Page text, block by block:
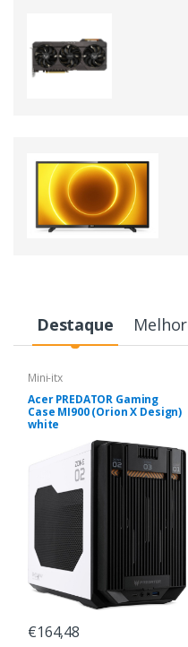
Destaque
Mini-itx
Acer PREDATOR Gaming
Case MI900 (Orion X Design)
white
€164,48